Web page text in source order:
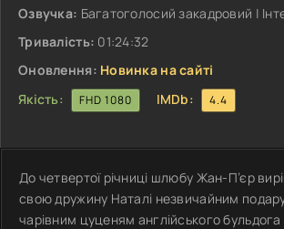
Озвучка: Багатоголосий закадровий |
Тривалість: 01:24:32
Оновлення: Новинка на сайті
Якість:
FHD 1080 IMDb: 4.4
До четвертої річниці шлюбу Жан-П’єр
свою дружину Наталі незвичайним
чарівним цуценям англійського бульдога